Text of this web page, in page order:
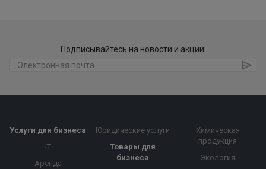
Подписывайтесь на новости и акции:
Услуги для бизнеса
IT
Аренда
Юридические услуги
Товары для
бизнеса
Химическая
продукция
Экология